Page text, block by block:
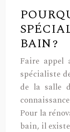
BAIN ?
Faire appel
spécialiste
de la salle
Pour la
bain, il